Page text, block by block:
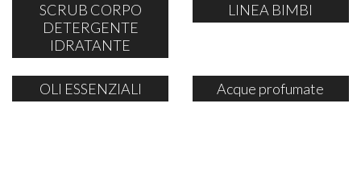
SCRUB CORPO
DETERGENTE
IDRATANTE
LINEA BIMBI
OLI ESSENZIALI Acque profumate